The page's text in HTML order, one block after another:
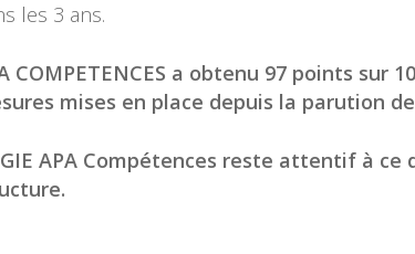
les 3 ans.
COMPETENCES a obtenu 97 points sur
mises en place depuis la parution
APA Compétences reste attentif à